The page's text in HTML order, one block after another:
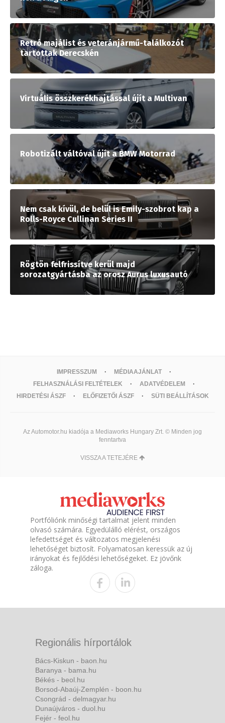
Retró majálist és veteránjármű-találkozót
tartottak Derecskén
Virtuális összkerékhajtással újít a Multivan
Robotizált váltóval újít a BMW Motorrad
Nem csak kívül, de belül is Emily-szobrot kap a
Rolls-Royce Cullinan Series II
Rögtön felfrissítve kerül majd
sorozatgyártásba az orosz Aurus luxusautó
IMPRESSZUM
MÉDIAAJÁNLAT
FELHASZNÁLÁSI FELTÉTELEK
ADATVÉDELEM
HIRDETÉSI ÁSZF
ELŐFIZETŐI ÁSZF SÜTI BEÁLLÍTÁSOK
Az Automotor.hu kiadója a Mediaworks Hungary Zrt. © Minden jog
fenntartva
VISSZA A TETEJÉRE
Portfóliónk minőségi tartalmat jelent minden
olvasó számára. Egyedülálló elérést, országos
lefedettséget és változatos megjelenési
lehetőséget biztosít. Folyamatosan keressük az új
irányokat és fejlődési lehetőségeket. Ez jövőnk
záloga.
Regionális hírportálok
Bács-Kiskun - baon.hu
Baranya - bama.hu
Békés - beol.hu
Borsod-Abaúj-Zemplén - boon.hu
Csongrád - delmagyar.hu
Dunaújváros - duol.hu
Fejér - feol.hu